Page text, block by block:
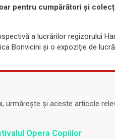
pentru cumpărători și
a lucrărilor regizorului
Bonvicini și o expoziție de
urmărește și aceste articole
Opera Copiilor